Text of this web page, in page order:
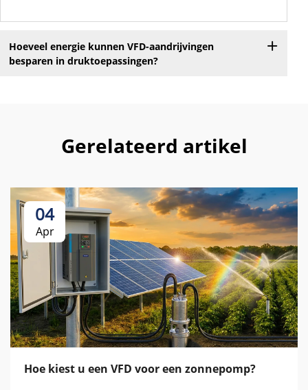
Hoeveel energie kunnen VFD-aandrijvingen
besparen in druktoepassingen?
Gerelateerd artikel
04
Apr
Hoe kiest u een VFD voor een zonnepomp?